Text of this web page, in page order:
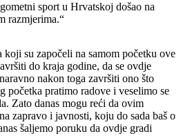
sport u Hrvatskoj došao na
razmjerima.“
koji su započeli na samom početku ove
do kraja godine, da se ovdje
nakon toga završiti ono što
početka pratimo radove i veselimo se
Zato danas mogu reći da ovim
zapravo i javnosti, koju do sada baš o
šaljemo poruku da ovdje gradi